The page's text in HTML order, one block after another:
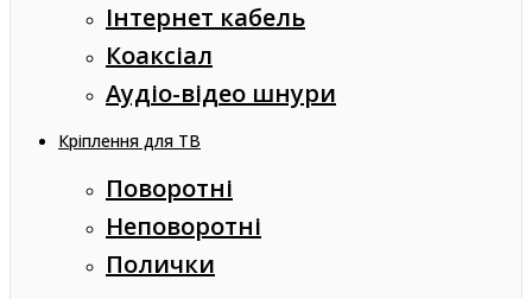
Інтернет кабель
Коаксіал
Аудіо-відео шнури
Кріплення для ТВ
Поворотні
Неповоротні
Полички